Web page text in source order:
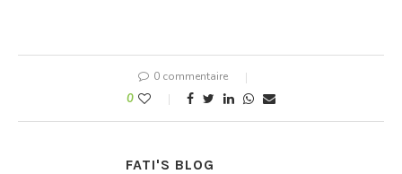
Société nationale des
0 commentaire
0
FATI'S BLOG